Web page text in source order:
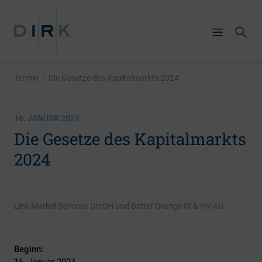
Termin | Die Gesetze des Kapitalmarkts 2024
16. JANUAR 2024
Die Gesetze des Kapitalmarkts
2024
Link Market Services GmbH und Better Orange IR & HV AG
Beginn: